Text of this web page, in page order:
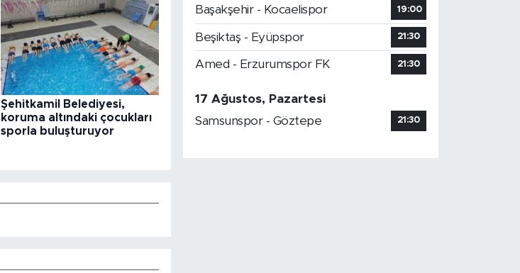
Şehitkamil Belediyesi,
koruma altındaki çocukları
sporla buluşturuyor
Başakşehir - Kocaelispor
19:00
Beşiktaş - Eyüpspor 21:30
Amed - Erzurumspor FK 21:30
17 Ağustos, Pazartesi
Samsunspor - Göztepe
21:30